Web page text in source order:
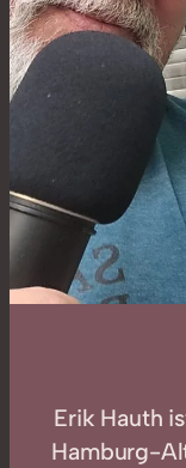
Erik Hauth
Hamburg-